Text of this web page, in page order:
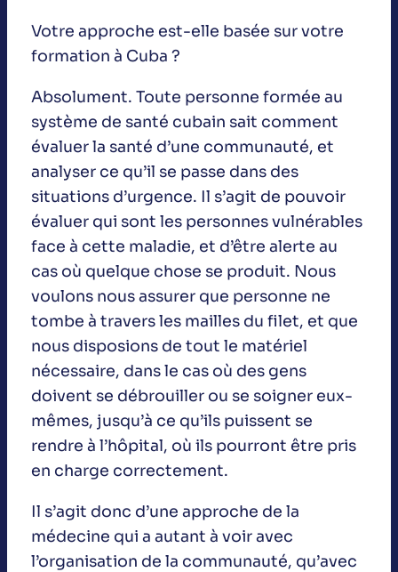
Votre approche est-elle basée sur votre
formation à Cuba ?
Absolument. Toute personne formée au
système de santé cubain sait comment
évaluer la santé d’une communauté, et
analyser ce qu’il se passe dans des
situations d’urgence. Il s’agit de pouvoir
évaluer qui sont les personnes vulnérables
face à cette maladie, et d’être alerte au
cas où quelque chose se produit. Nous
voulons nous assurer que personne ne
tombe à travers les mailles du filet, et que
nous disposions de tout le matériel
nécessaire, dans le cas où des gens
doivent se débrouiller ou se soigner eux-
mêmes, jusqu’à ce qu’ils puissent se
rendre à l’hôpital, où ils pourront être pris
en charge correctement.
Il s’agit donc d’une approche de la
médecine qui a autant à voir avec
l’organisation de la communauté, qu’avec